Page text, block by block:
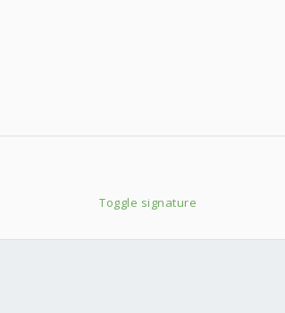
Toggle signature